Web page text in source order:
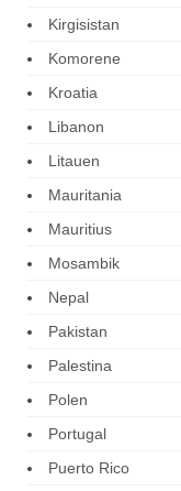
Kirgisistan
Komorene
Kroatia
Libanon
Litauen
Mauritania
Mauritius
Mosambik
Nepal
Pakistan
Palestina
Polen
Portugal
Puerto Rico